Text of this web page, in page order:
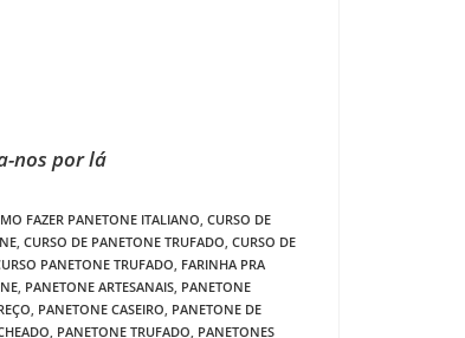
nos por lá
FAZER PANETONE ITALIANO, CURSO DE
, CURSO DE PANETONE TRUFADO, CURSO DE
PANETONE TRUFADO, FARINHA PRA
, PANETONE ARTESANAIS, PANETONE
, PANETONE CASEIRO, PANETONE DE
, PANETONE TRUFADO, PANETONES